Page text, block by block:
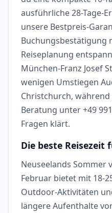
ausführliche 28-Tage-
unsere Bestpreis-
Buchungsbestätigung
Reiseplanung
München-Franz Josef
wenigen Umstiegen
Christchurch,
Beratung unter +49
Fragen klärt.
Die beste Reisezeit
Neuseelands Sommer
Februar bietet mit 18-
Outdoor-Aktivitäten
längere Aufenthalte